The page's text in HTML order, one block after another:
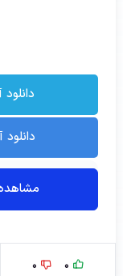
دانلود
دانلود
0
0